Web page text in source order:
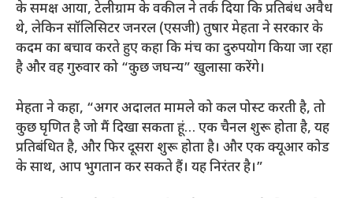
के समक्ष आया, टेलीग्राम के वकील ने तर्क दिया कि प्रतिबंध अवैध
थे, लेकिन सॉलिसिटर जनरल (एसजी) तुषार मेहता ने सरकार के
कदम का बचाव करते हुए कहा कि मंच का दुरुपयोग किया जा रहा
है और वह गुरुवार को “कुछ जघन्य” खुलासा करेंगे।
मेहता ने कहा, “अगर अदालत मामले को कल पोस्ट करती है, तो
कुछ घृणित है जो मैं दिखा सकता हूं… एक चैनल शुरू होता है, यह
प्रतिबंधित है, और फिर दूसरा शुरू होता है। और एक क्यूआर कोड
के साथ, आप भुगतान कर सकते हैं। यह निरंतर है।”